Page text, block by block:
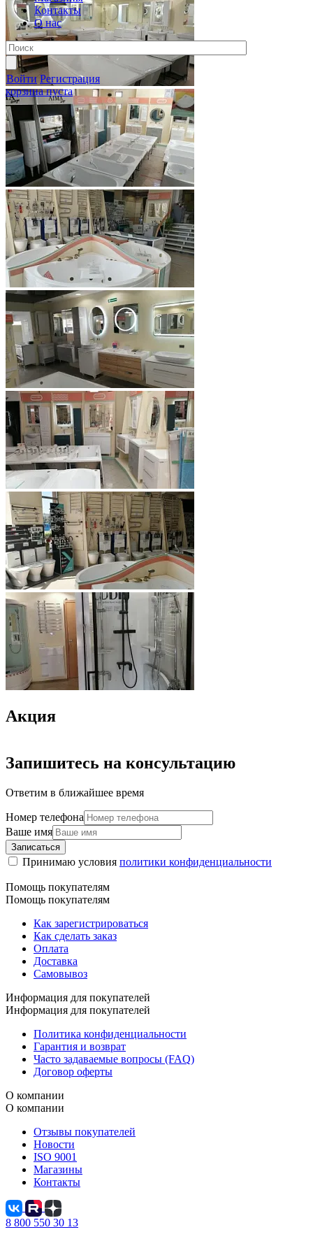
Контакты
О нас
Войти Регистрация
корзина пуста
Акция
Запишитесь на консультацию
Ответим в ближайшее время
Номер телефона
Ваше имя
Записаться
Принимаю условия политики конфиденциальности
Помощь покупателям
Помощь покупателям
Как зарегистрироваться
Как сделать заказ
Оплата
Доставка
Самовывоз
Информация для покупателей
Информация для покупателей
Политика конфиденциальности
Гарантия и возврат
Часто задаваемые вопросы (FAQ)
Договор оферты
О компании
О компании
Отзывы покупателей
Новости
ISO 9001
Магазины
Контакты
8 800 550 30 13